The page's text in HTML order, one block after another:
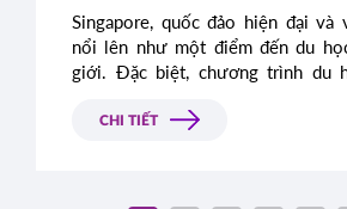
Singapore, quốc đảo hiện đại và
nổi lên như một điểm đến du
giới. Đặc biệt, chương trình du
cánh cửa đến bằng cấp quốc tế
CHI TIẾT